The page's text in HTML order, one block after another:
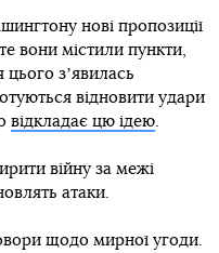
нові пропозиції
вони містили пункти,
цього зʼявилась
відновити удари
відкладає цю ідею.
війну за межі
атаки.
щодо мирної угоди.